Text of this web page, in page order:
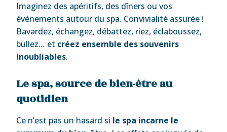
Imaginez des apéritifs, des dîners ou vos
événements autour du spa. Convivialité assurée !
Bavardez, échangez, débattez, riez, éclaboussez,
bullez… et créez ensemble des souvenirs
inoubliables.
Le spa, source de bien-être au
quotidien
Ce n’est pas un hasard si le spa incarne le